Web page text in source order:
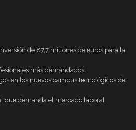
de 87,7 millones de euros para la
más demandados
en los nuevos campus tecnológicos de
que demanda el mercado laboral